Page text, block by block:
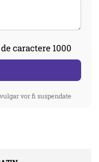
caractere 1000
vor fi suspendate